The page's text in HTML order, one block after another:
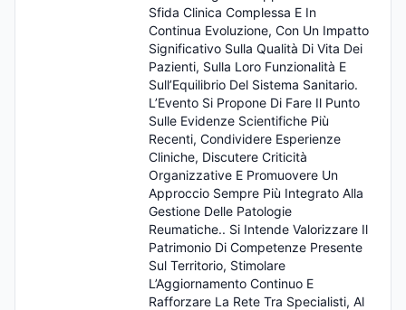
Sfida Clinica Complessa E In
Continua Evoluzione, Con Un Impatto
Significativo Sulla Qualità Di Vita Dei
Pazienti, Sulla Loro Funzionalità E
Sull’Equilibrio Del Sistema Sanitario.
L’Evento Si Propone Di Fare Il Punto
Sulle Evidenze Scientifiche Più
Recenti, Condividere Esperienze
Cliniche, Discutere Criticità
Organizzative E Promuovere Un
Approccio Sempre Più Integrato Alla
Gestione Delle Patologie
Reumatiche.. Si Intende Valorizzare Il
Patrimonio Di Competenze Presente
Sul Territorio, Stimolare
L’Aggiornamento Continuo E
Rafforzare La Rete Tra Specialisti, Al